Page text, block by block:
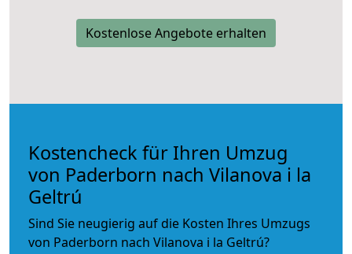
Kostenlose Angebote erhalten
Kostencheck für Ihren Umzug
von Paderborn nach Vilanova i la
Geltrú
Sind Sie neugierig auf die Kosten Ihres Umzugs
von Paderborn nach Vilanova i la Geltrú?